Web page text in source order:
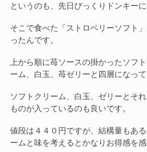
というのも、先日びっくりドンキーに
そこで食べた「ストロベリーソフト
ったんです。
上から順に苺ソースの掛かったソフ
ーム、白玉、苺ゼリーと四層になって
ソフトクリーム、白玉、ゼリーとそ
ものが入っているのも良いです。
値段は４４０円ですが、結構量もあ
ームと味を考えるとかなりお得感を感